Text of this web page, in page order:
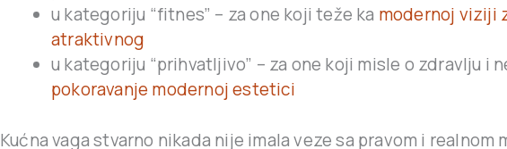
u kategoriju “fitnes” – za one koji teže ka modernoj viziji
atraktivnog
u kategoriju “prihvatljivo” – za one koji misle o zdravlju i
pokoravanje modernoj estetici
Kućna vaga stvarno nikada nije imala veze sa pravom i realnom